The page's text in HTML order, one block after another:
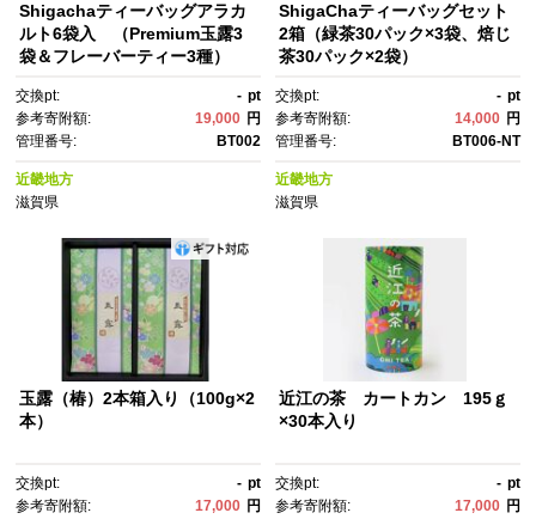
Shigachaティーバッグアラカ
ルト6袋入 （Premium玉露3
袋＆フレーバーティー3種）
交換pt: - pt
参考寄附額:
19,000 円
管理番号:
BT002
近畿地方
滋賀県
ShigaChaティーバッグセット
2箱（緑茶30パック×3袋、焙じ
茶30パック×2袋）
交換pt: - pt
参考寄附額:
14,000 円
管理番号:
BT006-NT
近畿地方
滋賀県
玉露（椿）2本箱入り（100g×2
本）
交換pt: - pt
参考寄附額:
17,000 円
近江の茶 カートカン 195ｇ
×30本入り
交換pt: - pt
参考寄附額:
17,000 円